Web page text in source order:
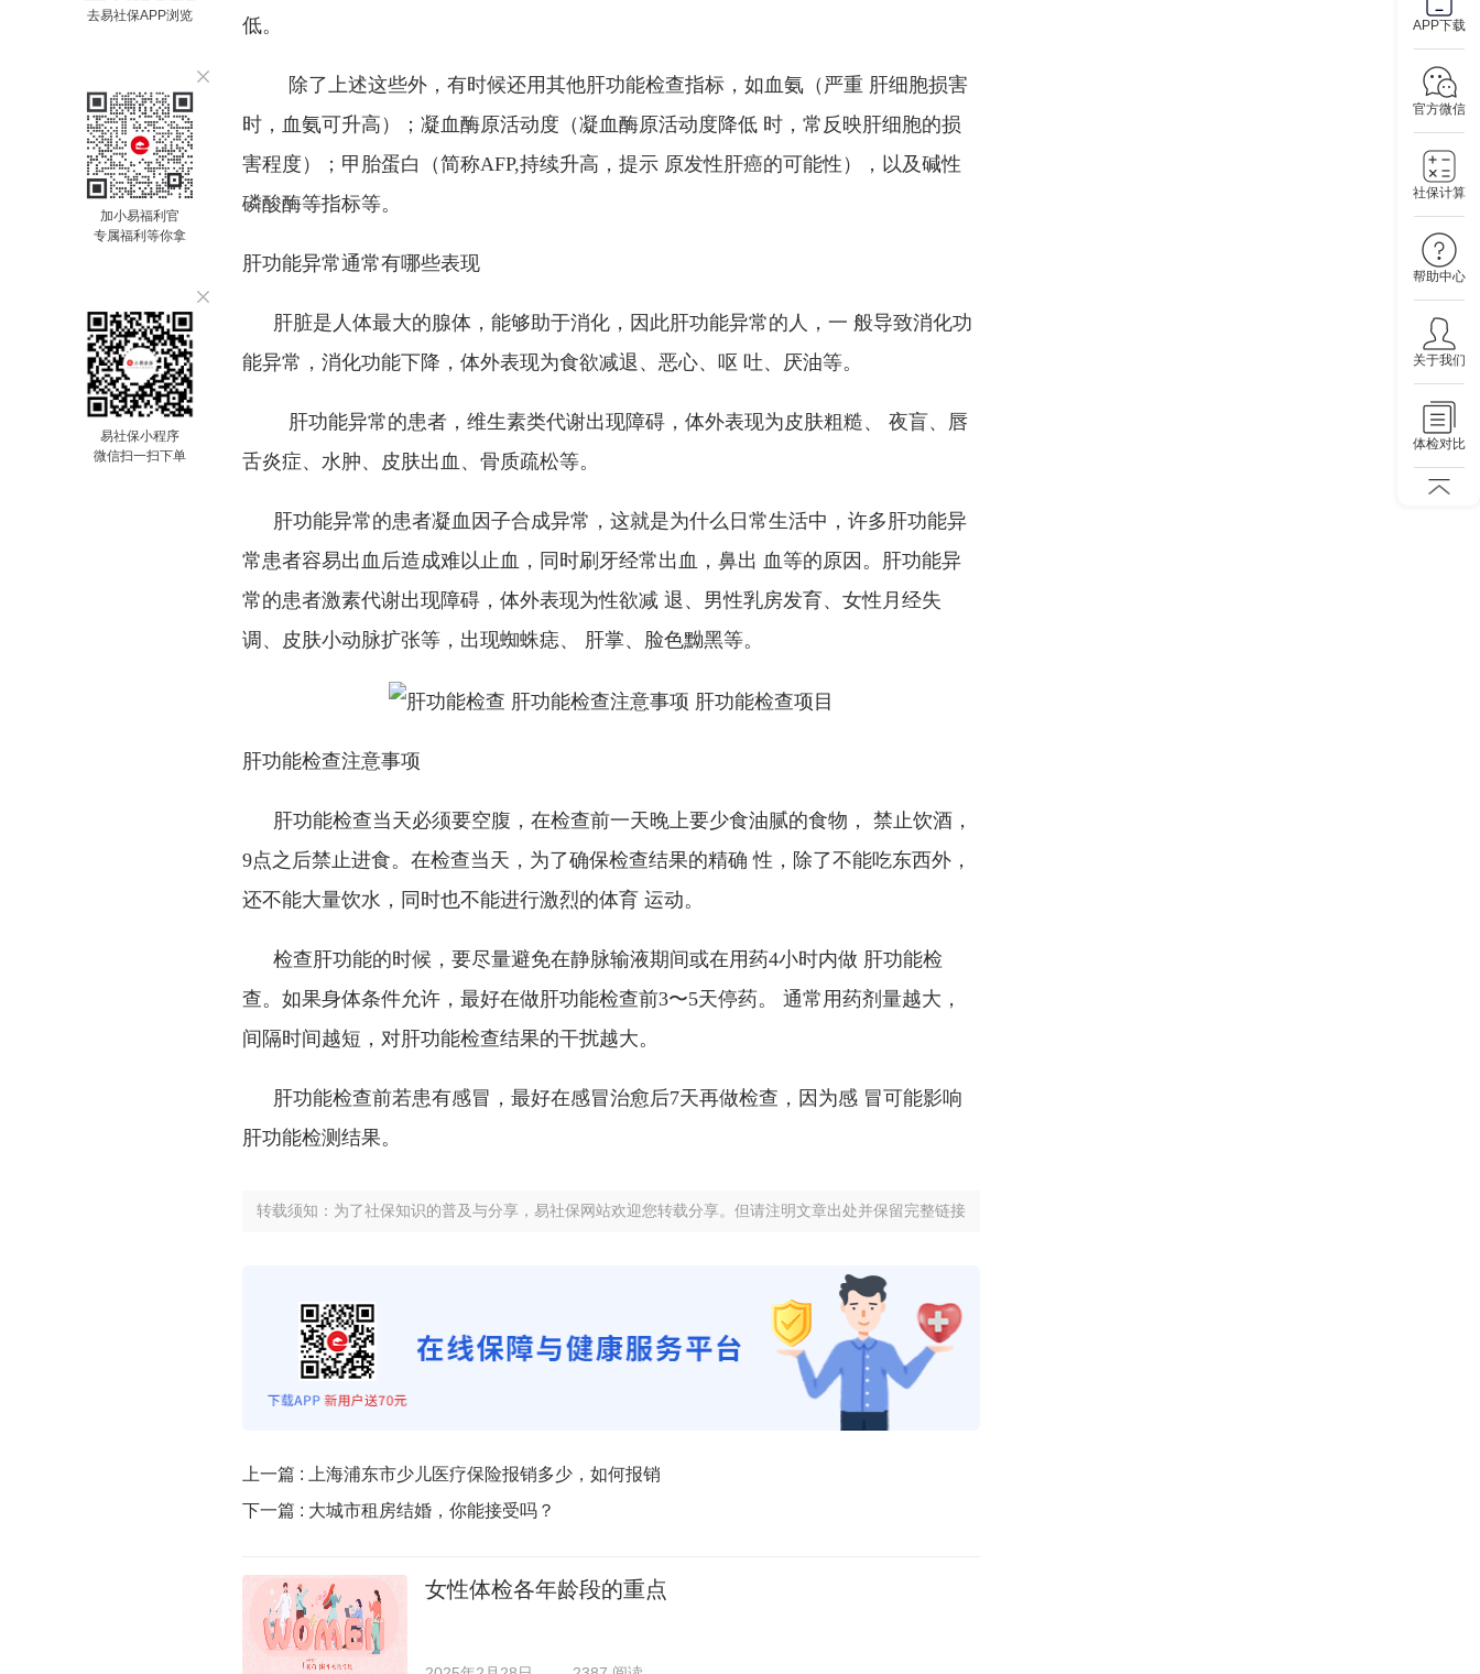
APP下载
官方微信
社保计算
帮助中心
关于我们
体检对比
去易社保APP浏览
加小易福利官
专属福利等你拿
易社保小程序
微信扫一扫下单
低。
除了上述这些外，有时候还用其他肝功能检查指标，如血氨（严重 肝细胞损害
时，血氨可升高）；凝血酶原活动度（凝血酶原活动度降低 时，常反映肝细胞的损
害程度）；甲胎蛋白（简称AFP,持续升高，提示 原发性肝癌的可能性），以及碱性
磷酸酶等指标等。
肝功能异常通常有哪些表现
肝脏是人体最大的腺体，能够助于消化，因此肝功能异常的人，一 般导致消化功
能异常，消化功能下降，体外表现为食欲减退、恶心、呕 吐、厌油等。
肝功能异常的患者，维生素类代谢出现障碍，体外表现为皮肤粗糙、 夜盲、唇
舌炎症、水肿、皮肤出血、骨质疏松等。
肝功能异常的患者凝血因子合成异常，这就是为什么日常生活中，许多肝功能异
常患者容易出血后造成难以止血，同时刷牙经常出血，鼻出 血等的原因。肝功能异
常的患者激素代谢出现障碍，体外表现为性欲减 退、男性乳房发育、女性月经失
调、皮肤小动脉扩张等，出现蜘蛛痣、 肝掌、脸色黝黑等。
肝功能检查注意事项
肝功能检查当天必须要空腹，在检查前一天晚上要少食油腻的食物， 禁止饮酒，
9点之后禁止进食。在检查当天，为了确保检查结果的精确 性，除了不能吃东西外，
还不能大量饮水，同时也不能进行激烈的体育 运动。
检查肝功能的时候，要尽量避免在静脉输液期间或在用药4小时内做 肝功能检
查。如果身体条件允许，最好在做肝功能检查前3〜5天停药。 通常用药剂量越大，
间隔时间越短，对肝功能检查结果的干扰越大。
肝功能检查前若患有感冒，最好在感冒治愈后7天再做检查，因为感 冒可能影响
肝功能检测结果。
转载须知：为了社保知识的普及与分享，易社保网站欢迎您转载分享。但请注明文章出处并保留完整链接
上一篇 :
上海浦东市少儿医疗保险报销多少，如何报销
下一篇 : 大城市租房结婚，你能接受吗？
女性体检各年龄段的重点